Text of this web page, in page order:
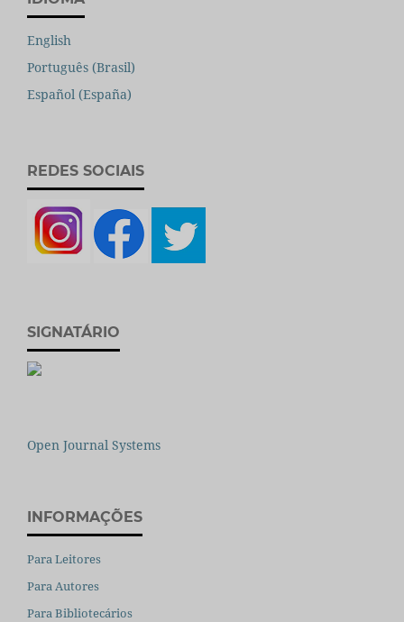
English
Português (Brasil)
Español (España)
REDES SOCIAIS
SIGNATÁRIO
Open Journal Systems
INFORMAÇÕES
Para Leitores
Para Autores
Para Bibliotecários